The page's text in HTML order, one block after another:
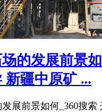
的发展前景
新疆中原矿 ...
展前景如何_360搜索